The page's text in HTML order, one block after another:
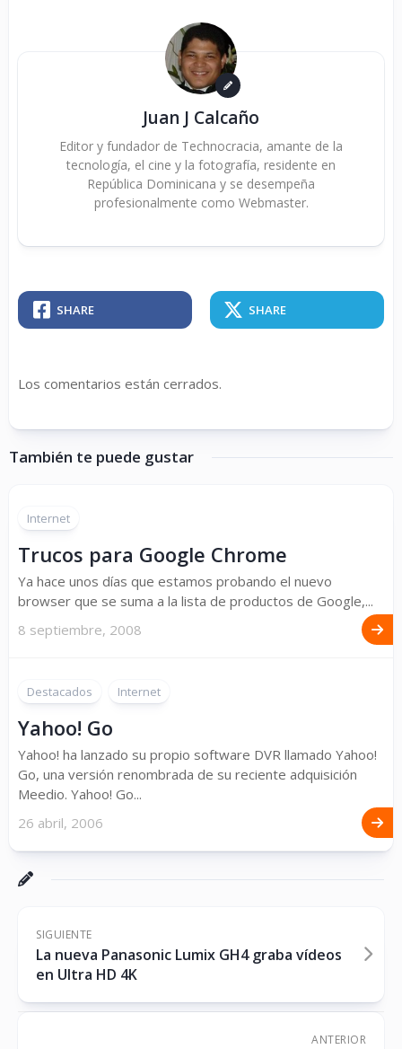
Juan J Calcaño
Editor y fundador de Technocracia, amante de la
tecnología, el cine y la fotografía, residente en
República Dominicana y se desempeña
profesionalmente como Webmaster.
SHARE SHARE
Los comentarios están cerrados.
También te puede gustar
Internet
Trucos para Google Chrome
Ya hace unos días que estamos probando el nuevo
browser que se suma a la lista de productos de Google,...
8 septiembre, 2008
Destacados Internet
Yahoo! Go
Yahoo! ha lanzado su propio software DVR llamado Yahoo!
Go, una versión renombrada de su reciente adquisición
Meedio. Yahoo! Go...
26 abril, 2006
SIGUIENTE
La nueva Panasonic Lumix GH4 graba vídeos
en Ultra HD 4K
ANTERIOR